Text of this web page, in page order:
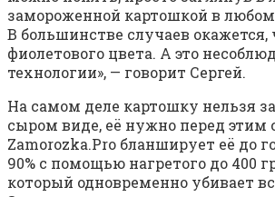
замороженной картошкой в
В большинстве случаев окажется,
фиолетового цвета. А это
технологии», — говорит Сергей.
На самом деле картошку нельзя
сыром виде, её нужно перед этим
Zamorozka.Pro бланширует её до
90% с помощью нагретого до 400
который одновременно убивает